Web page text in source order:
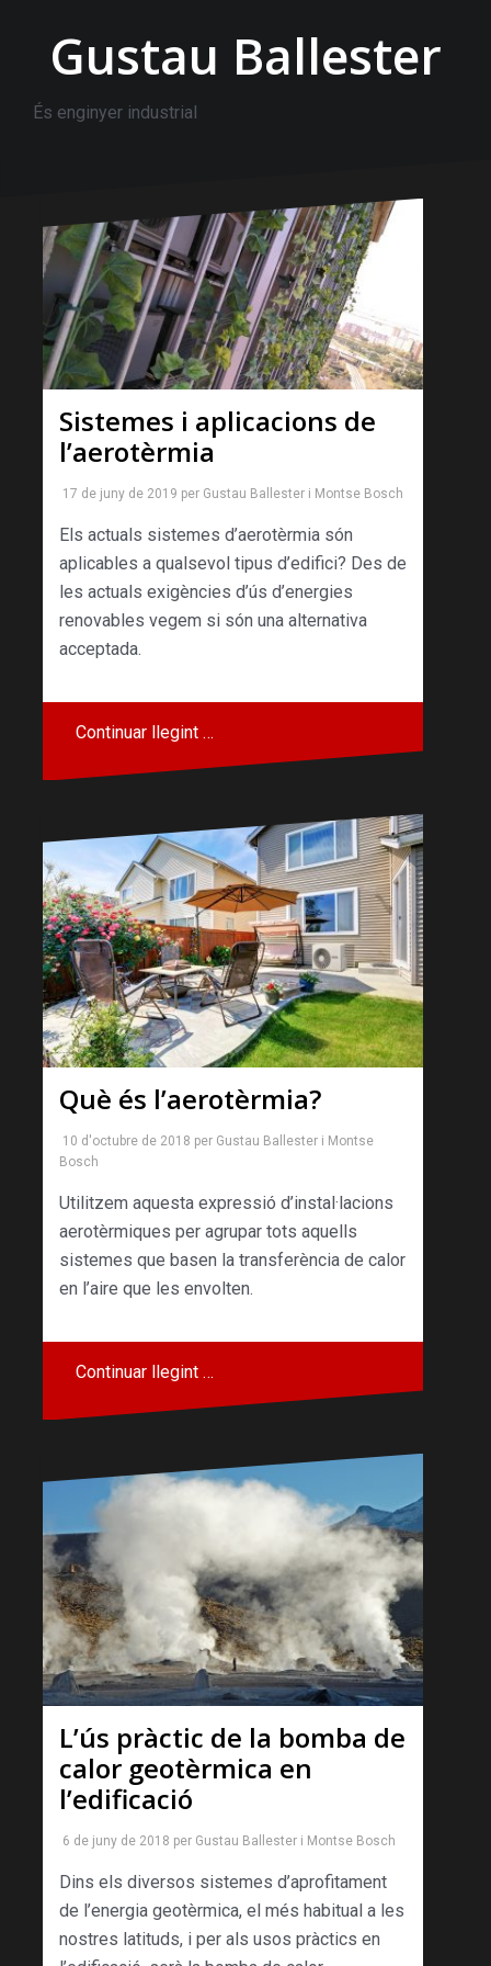
Gustau Ballester
És enginyer industrial
Sistemes i aplicacions de
l’aerotèrmia
17 de juny de 2019 per Gustau Ballester i Montse Bosch
Els actuals sistemes d’aerotèrmia són
aplicables a qualsevol tipus d’edifici? Des de
les actuals exigències d’ús d’energies
renovables vegem si són una alternativa
acceptada.
Continuar llegint …
Què és l’aerotèrmia?
10 d'octubre de 2018 per Gustau Ballester i Montse
Bosch
Utilitzem aquesta expressió d’instal·lacions
aerotèrmiques per agrupar tots aquells
sistemes que basen la transferència de calor
en l’aire que les envolten.
Continuar llegint …
L’ús pràctic de la bomba de
calor geotèrmica en
l’edificació
6 de juny de 2018 per Gustau Ballester i Montse Bosch
Dins els diversos sistemes d’aprofitament
de l’energia geotèrmica, el més habitual a les
nostres latituds, i per als usos pràctics en